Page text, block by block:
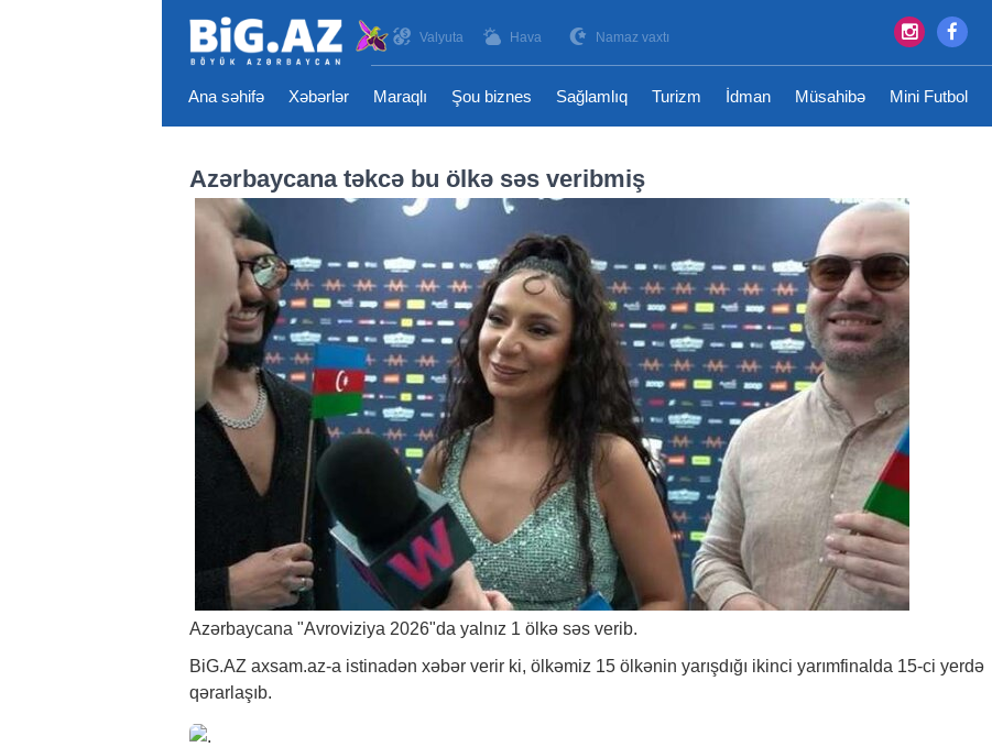
Valyuta Hava Namaz vaxtı
Ana səhifə Xəbərlər Maraqlı Şou biznes Sağlamlıq Turizm İdman Müsahibə Mini Futbol
Azərbaycana təkcə bu ölkə səs veribmiş
Azərbaycana "Avroviziya 2026"da yalnız 1 ölkə səs verib.
BiG.AZ axsam.az-a istinadən xəbər verir ki, ölkəmiz 15 ölkənin yarışdığı ikinci yarımfinalda 15-ci yerdə
qərarlaşıb.